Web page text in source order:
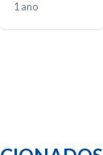
1 ano